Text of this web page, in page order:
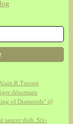
désormais
of Diamonds" @
saucer dish. Six-